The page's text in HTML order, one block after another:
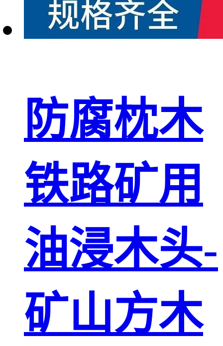
防腐枕木
铁路矿用
油浸木头-
矿山方木